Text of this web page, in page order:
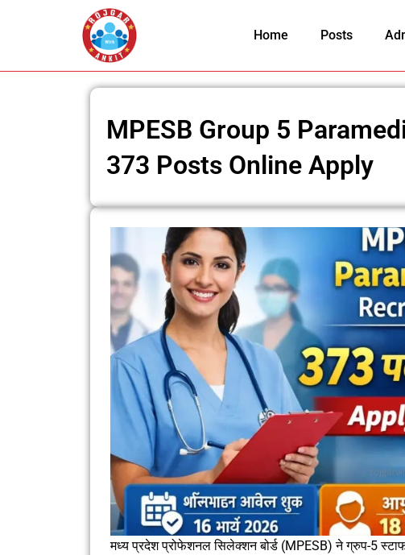
Home Posts
MPESB Group 5
373 Posts Online Apply
मध्य प्रदेश प्रोफेशनल सिलेक्शन बोर्ड (MPESB) ने ग्रुप-5